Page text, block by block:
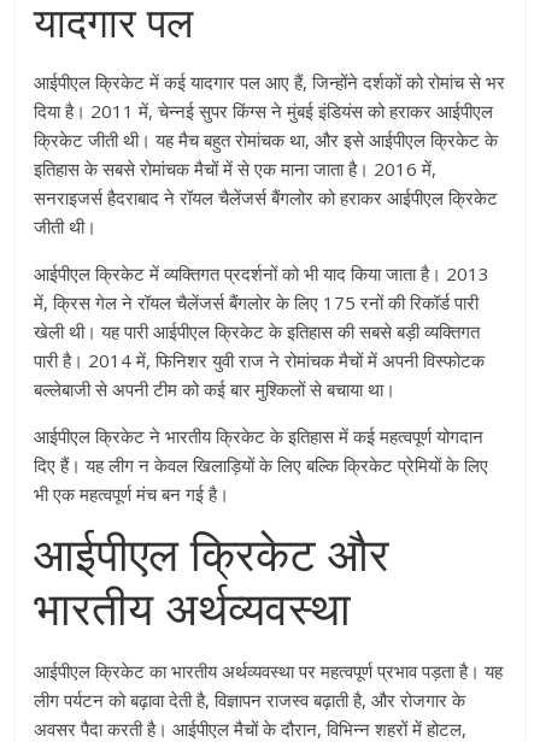
यादगार पल
आईपीएल क्रिकेट में कई यादगार पल आए हैं, जिन्होंने दर्शकों को रोमांच से भर
दिया है। 2011 में, चेन्नई सुपर किंग्स ने मुंबई इंडियंस को हराकर आईपीएल
क्रिकेट जीती थी। यह मैच बहुत रोमांचक था, और इसे आईपीएल क्रिकेट के
इतिहास के सबसे रोमांचक मैचों में से एक माना जाता है। 2016 में,
सनराइजर्स हैदराबाद ने रॉयल चैलेंजर्स बैंगलोर को हराकर आईपीएल क्रिकेट
जीती थी।
आईपीएल क्रिकेट में व्यक्तिगत प्रदर्शनों को भी याद किया जाता है। 2013
में, क्रिस गेल ने रॉयल चैलेंजर्स बैंगलोर के लिए 175 रनों की रिकॉर्ड पारी
खेली थी। यह पारी आईपीएल क्रिकेट के इतिहास की सबसे बड़ी व्यक्तिगत
पारी है। 2014 में, फिनिशर युवी राज ने रोमांचक मैचों में अपनी विस्फोटक
बल्लेबाजी से अपनी टीम को कई बार मुश्किलों से बचाया था।
आईपीएल क्रिकेट ने भारतीय क्रिकेट के इतिहास में कई महत्वपूर्ण योगदान
दिए हैं। यह लीग न केवल खिलाड़ियों के लिए बल्कि क्रिकेट प्रेमियों के लिए
भी एक महत्वपूर्ण मंच बन गई है।
आईपीएल क्रिकेट और
भारतीय अर्थव्यवस्था
आईपीएल क्रिकेट का भारतीय अर्थव्यवस्था पर महत्वपूर्ण प्रभाव पड़ता है। यह
लीग पर्यटन को बढ़ावा देती है, विज्ञापन राजस्व बढ़ाती है, और रोजगार के
अवसर पैदा करती है। आईपीएल मैचों के दौरान, विभिन्न शहरों में होटल,